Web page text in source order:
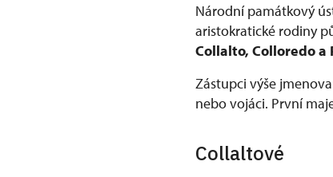
Národní památkový
aristokratické rodiny
Collalto, Colloredo a
Zástupci výše
nebo vojáci. První
Collaltové